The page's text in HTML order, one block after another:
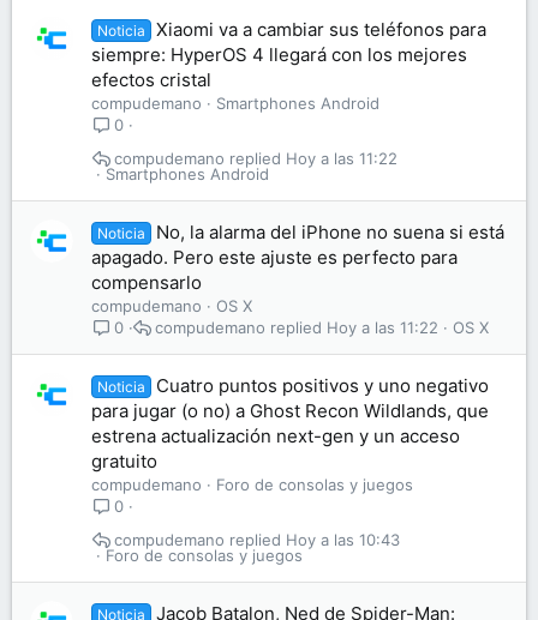
Noticia
Xiaomi va a cambiar sus teléfonos para
siempre: HyperOS 4 llegará con los mejores
efectos cristal
compudemano
Smartphones Android
0
Smartphones Android
Hoy a las 11:22
compudemano
Noticia
No, la alarma del iPhone no suena si está
apagado. Pero este ajuste es perfecto para
compensarlo
compudemano
OS X
0
OS X
Hoy a las 11:22
compudemano
Noticia
Cuatro puntos positivos y uno negativo
para jugar (o no) a Ghost Recon Wildlands, que
estrena actualización next-gen y un acceso
gratuito
compudemano
Foro de consolas y juegos
0
Foro de consolas y juegos
Hoy a las 10:43
compudemano
Noticia
Jacob Batalon, Ned de Spider-Man: